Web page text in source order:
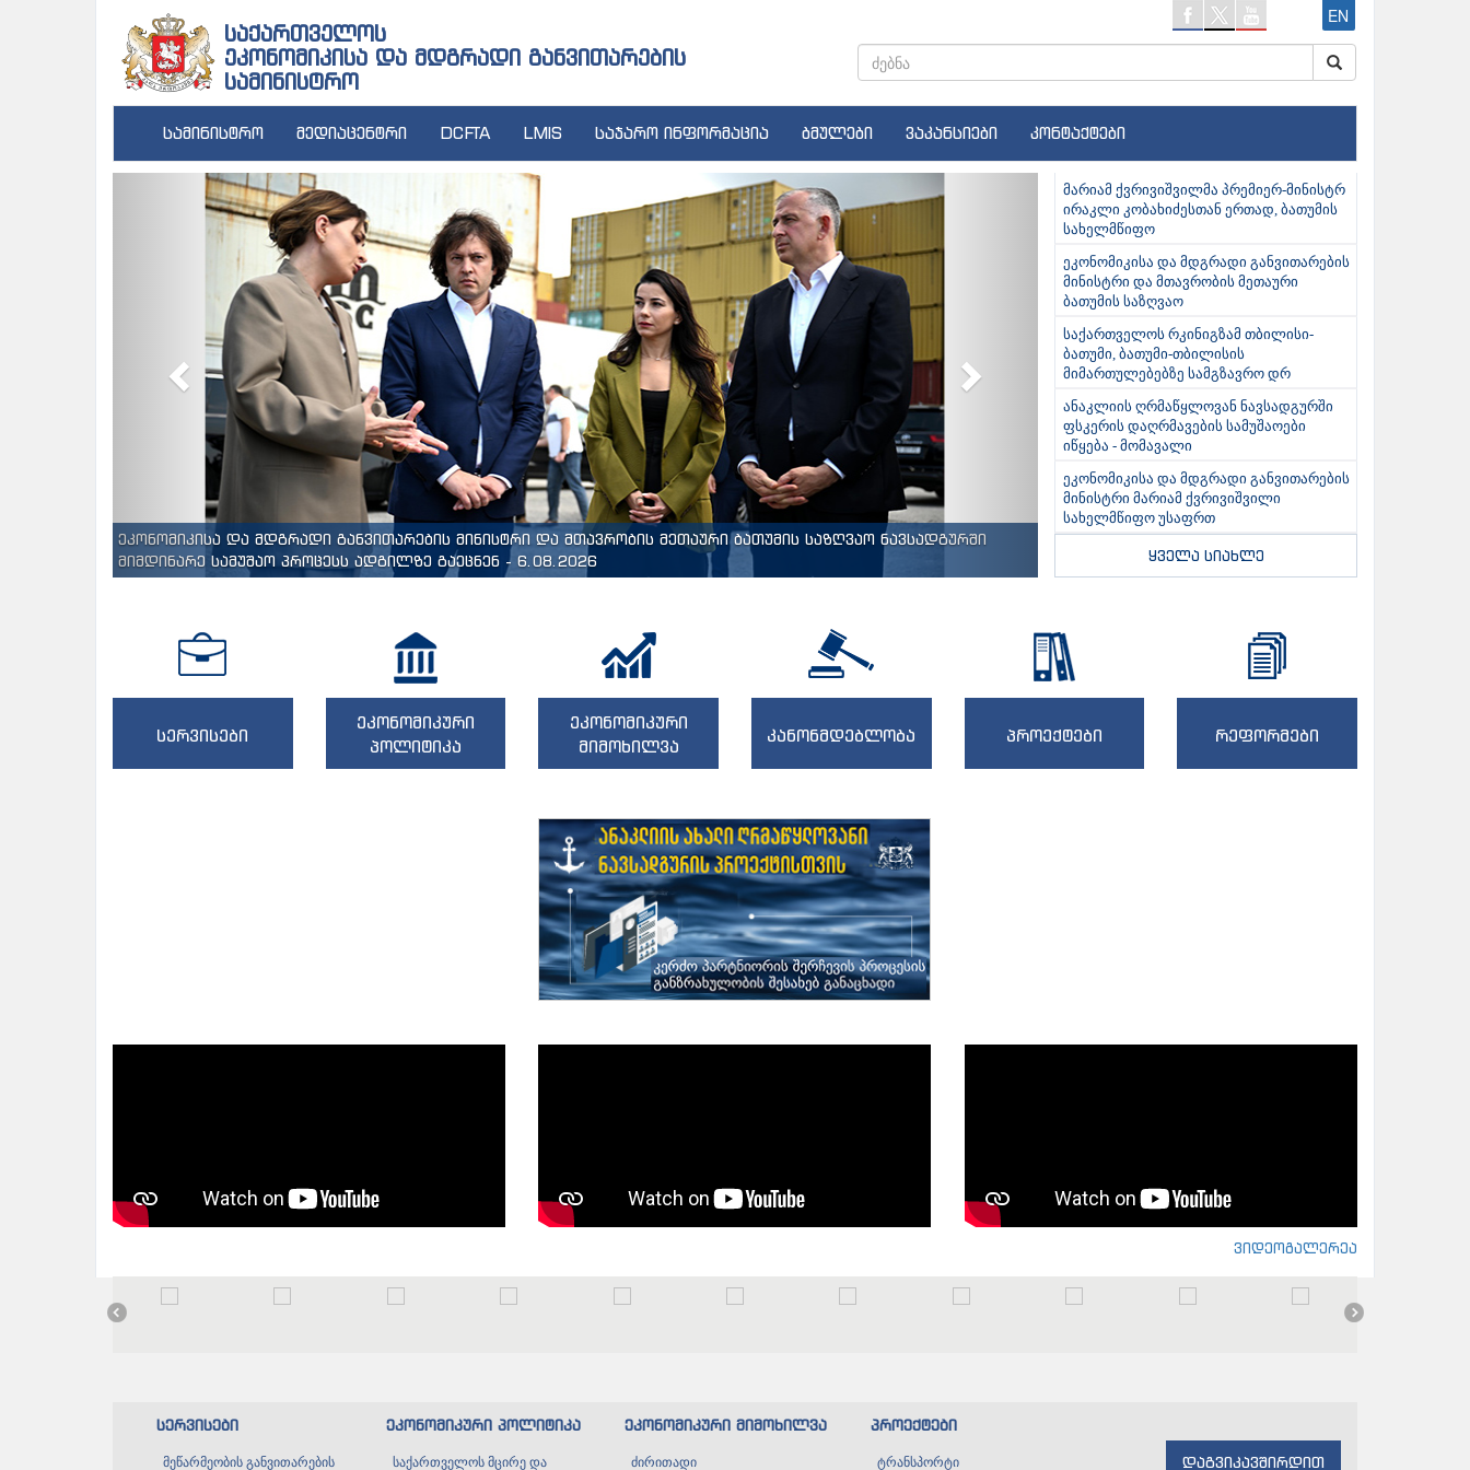
საქართველოს
ეკონომიკისა და მდგრადი განვითარების
სამინისტრო
EN
სამინისტრო მედიაცენტრი DCFTA LMIS საჯარო ინფორმაცია ბმულები ვაკანსიები კონტაქტები
ეკონომიკისა და მდგრადი განვითარების მინისტრი და მთავრობის მეთაური ბათუმის საზღვაო ნავსადგურში
მიმდინარე სამუშაო პროცესს ადგილზე გაეცნენ - 6.08.2026
Previous
მარიამ ქვრივიშვილმა პრემიერ-მინისტრ
ირაკლი კობახიძესთან ერთად, ბათუმის
სახელმწიფო
ეკონომიკისა და მდგრადი განვითარების
მინისტრი და მთავრობის მეთაური
ბათუმის საზღვაო
საქართველოს რკინიგზამ თბილისი-
ბათუმი, ბათუმი-თბილისის
მიმართულებებზე სამგზავრო დრ
ანაკლიის ღრმაწყლოვან ნავსადგურში
ფსკერის დაღრმავების სამუშაოები
იწყება - მომავალი
ეკონომიკისა და მდგრადი განვითარების
მინისტრი მარიამ ქვრივიშვილი
სახელმწიფო უსაფრთ
ყველა სიახლე
სერვისები
ეკონომიკური
პოლიტიკა
ეკონომიკური
მიმოხილვა
კანონმდებლობა პროექტები რეფორმები
ვიდეოგალერეა
სერვისები
მეწარმეობის განვითარების
ეკონომიკური პოლიტიკა
საქართველოს მცირე და
ეკონომიკური მიმოხილვა
ძირითადი
პროექტები
ტრანსპორტი დაგვიკავშირდით